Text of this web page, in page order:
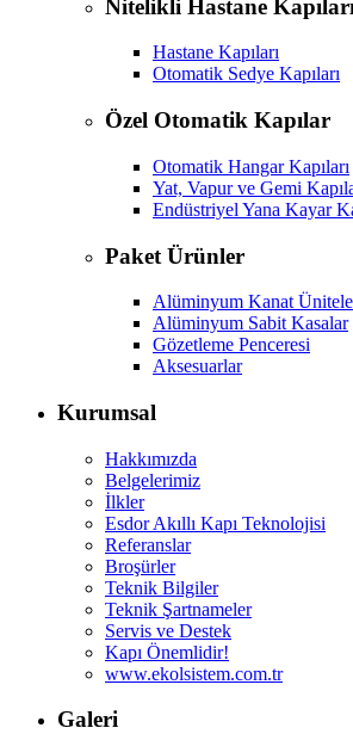
Nitelikli Hastane
Hastane Kapıları
Otomatik Sedye Kapıları
Özel Otomatik Kapılar
Otomatik Hangar Kapıları
Yat, Vapur ve Gemi
Endüstriyel Yana Kayar
Paket Ürünler
Alüminyum Kanat
Alüminyum Sabit Kasalar
Gözetleme Penceresi
Aksesuarlar
Kurumsal
Hakkımızda
Belgelerimiz
İlkler
Esdor Akıllı Kapı Teknolojisi
Referanslar
Broşürler
Teknik Bilgiler
Teknik Şartnameler
Servis ve Destek
Kapı Önemlidir!
www.ekolsistem.com.tr
Galeri